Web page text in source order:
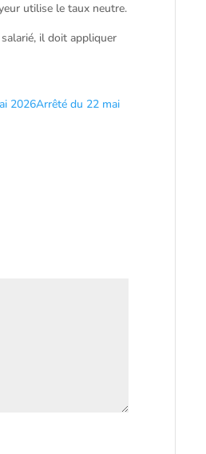
utilise le taux neutre.
il doit appliquer
2026Arrêté du 22 mai